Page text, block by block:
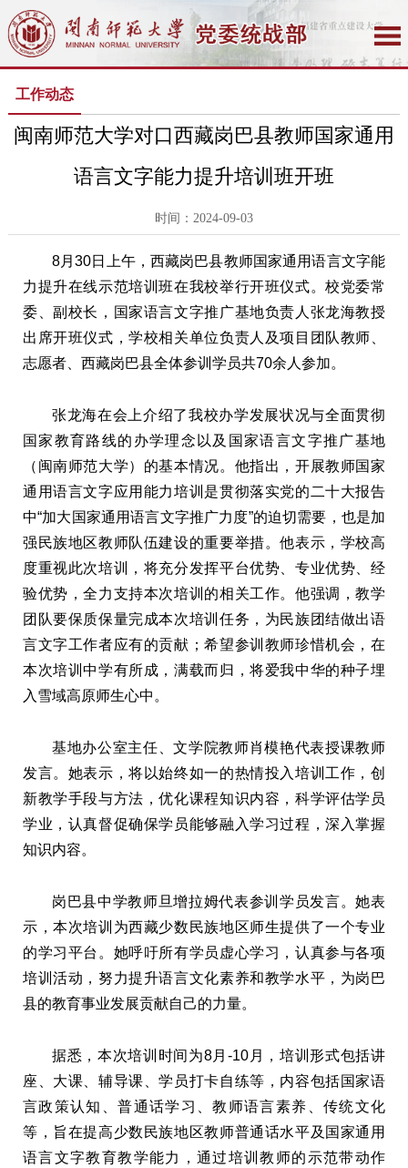
工作动态
闽南师范大学对口西藏岗巴县教师国家通用
语言文字能力提升培训班开班
时间：2024-09-03
8月30日上午，西藏岗巴县教师国家通用语言文字能
力提升在线示范培训班在我校举行开班仪式。校党委常
委、副校长，国家语言文字推广基地负责人张龙海教授
出席开班仪式，学校相关单位负责人及项目团队教师、
志愿者、西藏岗巴县全体参训学员共70余人参加。
张龙海在会上介绍了我校办学发展状况与全面贯彻
国家教育路线的办学理念以及国家语言文字推广基地
（闽南师范大学）的基本情况。他指出，开展教师国家
通用语言文字应用能力培训是贯彻落实党的二十大报告
中“加大国家通用语言文字推广力度”的迫切需要，也是加
强民族地区教师队伍建设的重要举措。他表示，学校高
度重视此次培训，将充分发挥平台优势、专业优势、经
验优势，全力支持本次培训的相关工作。他强调，教学
团队要保质保量完成本次培训任务，为民族团结做出语
言文字工作者应有的贡献；希望参训教师珍惜机会，在
本次培训中学有所成，满载而归，将爱我中华的种子埋
入雪域高原师生心中。
基地办公室主任、文学院教师肖模艳代表授课教师
发言。她表示，将以始终如一的热情投入培训工作，创
新教学手段与方法，优化课程知识内容，科学评估学员
学业，认真督促确保学员能够融入学习过程，深入掌握
知识内容。
岗巴县中学教师旦增拉姆代表参训学员发言。她表
示，本次培训为西藏少数民族地区师生提供了一个专业
的学习平台。她呼吁所有学员虚心学习，认真参与各项
培训活动，努力提升语言文化素养和教学水平，为岗巴
县的教育事业发展贡献自己的力量。
据悉，本次培训时间为8月-10月，培训形式包括讲
座、大课、辅导课、学员打卡自练等，内容包括国家语
言政策认知、普通话学习、教师语言素养、传统文化
等，旨在提高少数民族地区教师普通话水平及国家通用
语言文字教育教学能力，通过培训教师的示范带动作